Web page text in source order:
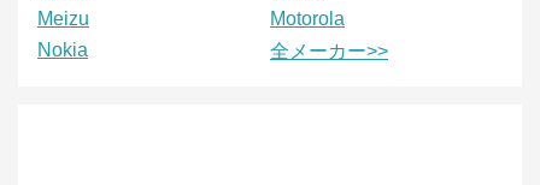
Meizu
Motorola
Nokia
全メーカー>>